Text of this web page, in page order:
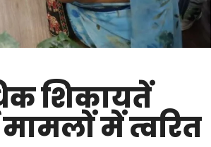
शिकायतें
में त्वरित